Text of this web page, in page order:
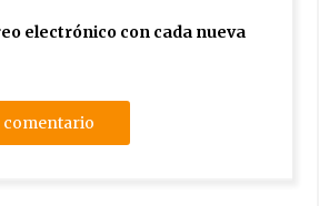
electrónico con cada nueva